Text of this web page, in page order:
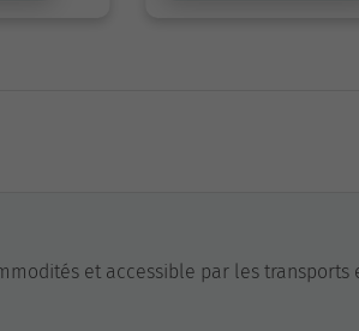
et accessible par les transports